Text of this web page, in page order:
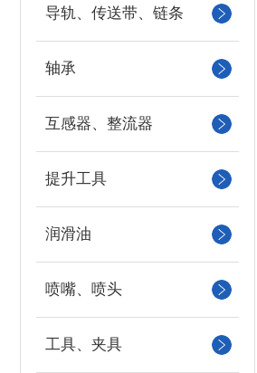
导轨、传送带、链条
轴承
互感器、整流器
提升工具
润滑油
喷嘴、喷头
工具、夹具